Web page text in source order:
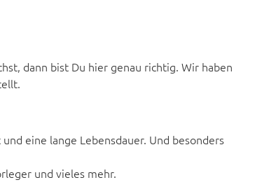
dann bist Du hier genau richtig. Wir haben
eine lange Lebensdauer. Und besonders
und vieles mehr.